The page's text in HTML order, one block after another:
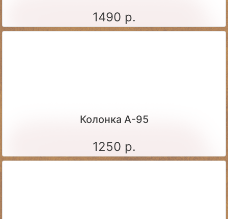
1490 р.
Колонка А-95
1250 р.